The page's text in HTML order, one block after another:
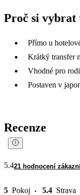
Proč si vybrat
Přímo u
Krátký transfer
Vhodné pro
Postaven v
Recenze
5.421 hodnocení
5 Pokoj 5.4 Strava